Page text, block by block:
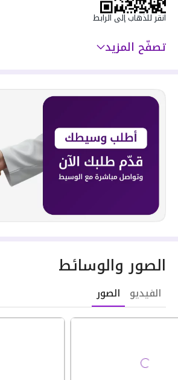
انقر للذهاب إلى الرابط
تصفّح المزيد
الصور والوسائط
الفيديو الصور